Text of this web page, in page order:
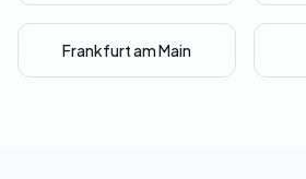
Frankfurt am Main